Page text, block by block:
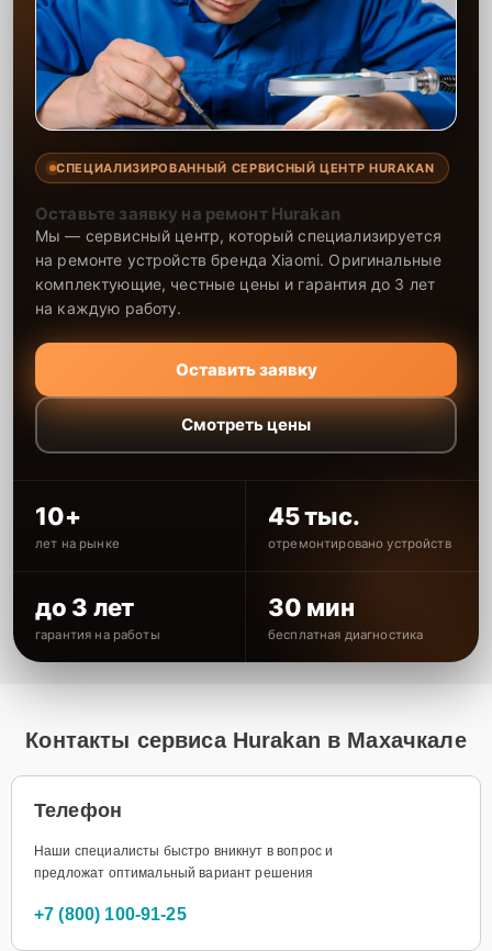
СПЕЦИАЛИЗИРОВАННЫЙ СЕРВИСНЫЙ ЦЕНТР HURAKAN
Оставьте заявку на ремонт Hurakan
Мы — сервисный центр, который специализируется
на ремонте устройств бренда Xiaomi. Оригинальные
комплектующие, честные цены и гарантия до 3 лет
на каждую работу.
Оставить заявку
Смотреть цены
10+
лет на рынке
45 тыс.
отремонтировано устройств
до 3 лет
гарантия на работы
30 мин
бесплатная диагностика
Контакты сервиса Hurakan в Махачкале
Телефон
Наши специалисты быстро вникнут в вопрос и
предложат оптимальный вариант решения
+7 (800) 100-91-25